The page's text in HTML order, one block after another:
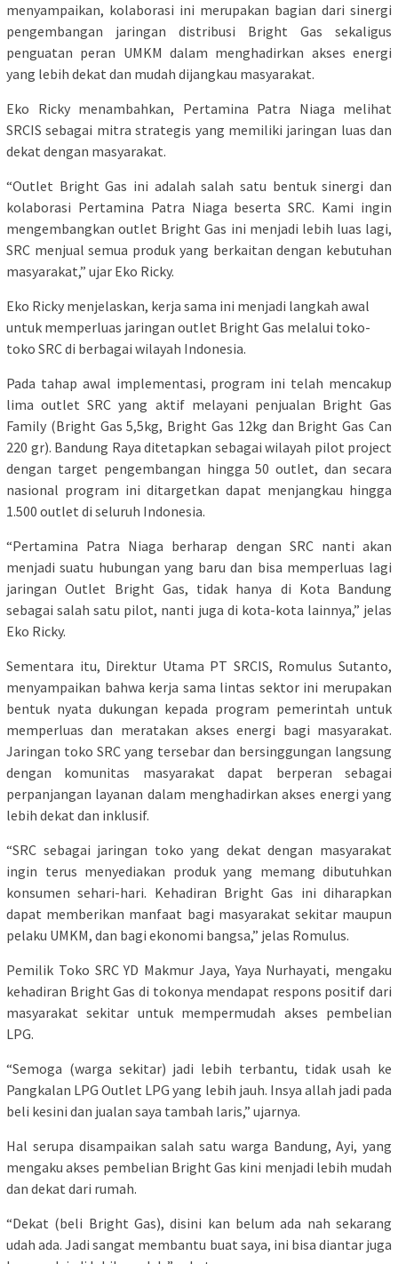
menyampaikan, kolaborasi ini merupakan bagian dari sinergi
pengembangan jaringan distribusi Bright Gas sekaligus
penguatan peran UMKM dalam menghadirkan akses energi
yang lebih dekat dan mudah dijangkau masyarakat.
Eko Ricky menambahkan, Pertamina Patra Niaga melihat
SRCIS sebagai mitra strategis yang memiliki jaringan luas dan
dekat dengan masyarakat.
“Outlet Bright Gas ini adalah salah satu bentuk sinergi dan
kolaborasi Pertamina Patra Niaga beserta SRC. Kami ingin
mengembangkan outlet Bright Gas ini menjadi lebih luas lagi,
SRC menjual semua produk yang berkaitan dengan kebutuhan
masyarakat,” ujar Eko Ricky.
Eko Ricky menjelaskan, kerja sama ini menjadi langkah awal
untuk memperluas jaringan outlet Bright Gas melalui toko-
toko SRC di berbagai wilayah Indonesia.
Pada tahap awal implementasi, program ini telah mencakup
lima outlet SRC yang aktif melayani penjualan Bright Gas
Family (Bright Gas 5,5kg, Bright Gas 12kg dan Bright Gas Can
220 gr). Bandung Raya ditetapkan sebagai wilayah pilot project
dengan target pengembangan hingga 50 outlet, dan secara
nasional program ini ditargetkan dapat menjangkau hingga
1.500 outlet di seluruh Indonesia.
“Pertamina Patra Niaga berharap dengan SRC nanti akan
menjadi suatu hubungan yang baru dan bisa memperluas lagi
jaringan Outlet Bright Gas, tidak hanya di Kota Bandung
sebagai salah satu pilot, nanti juga di kota-kota lainnya,” jelas
Eko Ricky.
Sementara itu, Direktur Utama PT SRCIS, Romulus Sutanto,
menyampaikan bahwa kerja sama lintas sektor ini merupakan
bentuk nyata dukungan kepada program pemerintah untuk
memperluas dan meratakan akses energi bagi masyarakat.
Jaringan toko SRC yang tersebar dan bersinggungan langsung
dengan komunitas masyarakat dapat berperan sebagai
perpanjangan layanan dalam menghadirkan akses energi yang
lebih dekat dan inklusif.
“SRC sebagai jaringan toko yang dekat dengan masyarakat
ingin terus menyediakan produk yang memang dibutuhkan
konsumen sehari-hari. Kehadiran Bright Gas ini diharapkan
dapat memberikan manfaat bagi masyarakat sekitar maupun
pelaku UMKM, dan bagi ekonomi bangsa,” jelas Romulus.
Pemilik Toko SRC YD Makmur Jaya, Yaya Nurhayati, mengaku
kehadiran Bright Gas di tokonya mendapat respons positif dari
masyarakat sekitar untuk mempermudah akses pembelian
LPG.
“Semoga (warga sekitar) jadi lebih terbantu, tidak usah ke
Pangkalan LPG Outlet LPG yang lebih jauh. Insya allah jadi pada
beli kesini dan jualan saya tambah laris,” ujarnya.
Hal serupa disampaikan salah satu warga Bandung, Ayi, yang
mengaku akses pembelian Bright Gas kini menjadi lebih mudah
dan dekat dari rumah.
“Dekat (beli Bright Gas), disini kan belum ada nah sekarang
udah ada. Jadi sangat membantu buat saya, ini bisa diantar juga